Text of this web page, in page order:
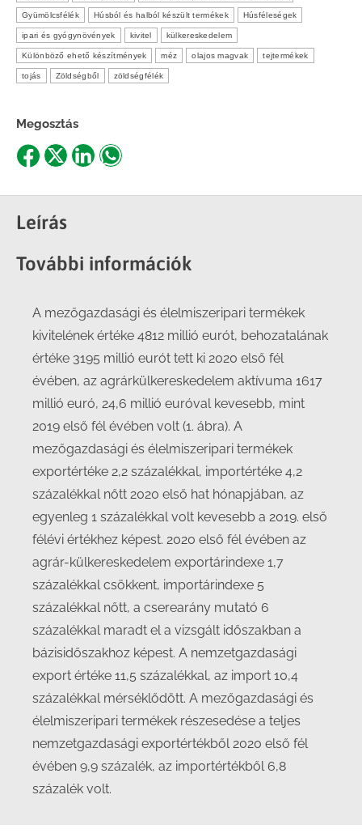
Gyümölcsfélék Húsból és halból készült termékek Húsféleségek
ipari és gyógynövények kivitel külkereskedelem
Különböző ehető készítmények méz olajos magvak tejtermékek
tojás Zöldségből zöldségfélék
Megosztás
Share
Facebook
Share
X
ShareShare
Leírás
További információk
A mezőgazdasági és élelmiszeripari termékek
kivitelének értéke 4812 millió eurót, behozatalának
értéke 3195 millió eurót tett ki 2020 első fél
évében, az agrárkülkereskedelem aktívuma 1617
millió euró, 24,6 millió euróval kevesebb, mint
2019 első fél évében volt (1. ábra). A
mezőgazdasági és élelmiszeripari termékek
exportértéke 2,2 százalékkal, importértéke 4,2
százalékkal nőtt 2020 első hat hónapjában, az
egyenleg 1 százalékkal volt kevesebb a 2019. első
félévi értékhez képest. 2020 első fél évében az
agrár-külkereskedelem exportárindexe 1,7
százalékkal csökkent, importárindexe 5
százalékkal nőtt, a cserearány mutató 6
százalékkal maradt el a vizsgált időszakban a
bázisidőszakhoz képest. A nemzetgazdasági
export értéke 11,5 százalékkal, az import 10,4
százalékkal mérséklődött. A mezőgazdasági és
élelmiszeripari termékek részesedése a teljes
nemzetgazdasági exportértékből 2020 első fél
évében 9,9 százalék, az importértékből 6,8
százalék volt.